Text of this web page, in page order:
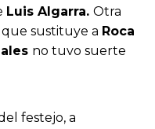
Luis Algarra. Otra
que sustituye a Roca
no tuvo suerte
festejo, a